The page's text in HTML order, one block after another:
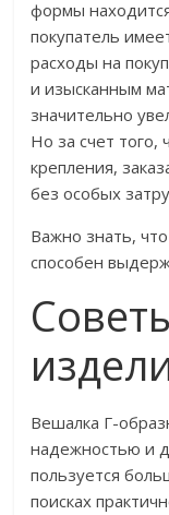
формы
покупатель
расходы на
и изысканным
значительно
Но за счет
крепления,
без особых
Важно знать,
способен
Вешалка Г-
надежностью и
пользуется
поисках